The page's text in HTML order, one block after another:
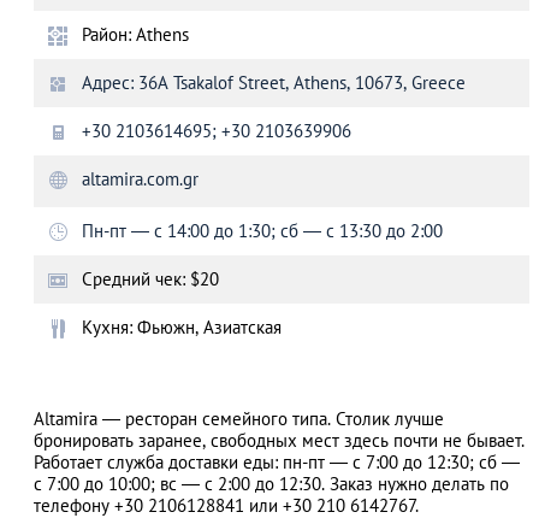
Район: Athens
Адрес: 36А Tsakalof Street, Athens, 10673, Greece
+30 2103614695; +30 2103639906
altamira.com.gr
Пн-пт — с 14:00 до 1:30; сб — с 13:30 до 2:00
Средний чек: $20
Кухня: Фьюжн, Азиатская
Altamira — ресторан семейного типа. Столик лучше
бронировать заранее, свободных мест здесь почти не бывает.
Работает служба доставки еды: пн-пт — с 7:00 до 12:30; сб —
с 7:00 до 10:00; вс — с 2:00 до 12:30. Заказ нужно делать по
телефону +30 2106128841 или +30 210 6142767.